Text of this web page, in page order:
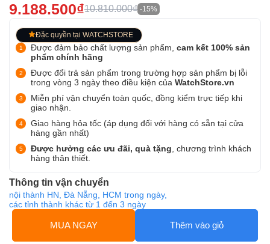
9.188.500₫10.810.000₫ -15%
Đặc quyền tại WATCHSTORE
Được đảm bảo chất lượng sản phẩm, cam kết 100% sản
phẩm chính hãng
Được đổi trả sản phẩm trong trường hợp sản phẩm bị lỗi
trong vòng 3 ngày theo điều kiện của WatchStore.vn
Miễn phí vận chuyển toàn quốc, đồng kiểm trực tiếp khi
giao nhận.
Giao hàng hỏa tốc (áp dụng đối với hàng có sẵn tại cửa
hàng gần nhất)
Được hưởng các ưu đãi, quà tặng , chương trình khách
hàng thân thiết.
Thông tin vận chuyển
nội thành HN, Đà Nẵng, HCM trong ngày,
các tỉnh thành khác từ 1 đến 3 ngày
MUA NGAY Thêm vào giỏ